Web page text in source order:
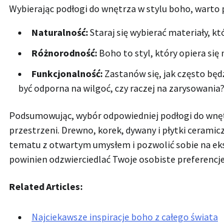
Wybierając podłogi do wnętrza w stylu boho,
Naturalność:Staraj się wybierać materiały,
Różnorodność: Boho to styl, który opiera się
Funkcjonalność: Zastanów się, jak często
być odporna na wilgoć, czy raczej na zarysowania?
Podsumowując, wybór odpowiedniej podłogi do
przestrzeni. Drewno, korek, dywany i płytki
tematu z otwartym umysłem i pozwolić sobie na
powinien odzwierciedlać Twoje osobiste
Related Articles:
Najciekawsze inspiracje boho z całego świata